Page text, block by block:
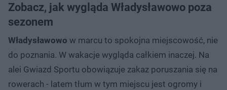
Zobacz, jak wygląda Władysławowo poza
sezonem
Władysławowo w marcu to spokojna miejscowość, nie
do poznania. W wakacje wygląda całkiem inaczej. Na
alei Gwiazd Sportu obowiązuje zakaz poruszania się na
rowerach - latem tłum w tym miejscu jest ogromy i